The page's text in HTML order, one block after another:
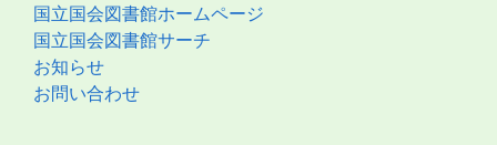
国立国会図書館ホームページ
国立国会図書館サーチ
お知らせ
お問い合わせ